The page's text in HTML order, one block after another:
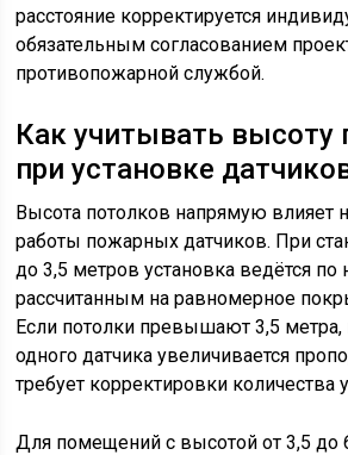
расстояние корректируется
обязательным согласованием
противопожарной службой.
Как учитывать высоту
при установке
Высота потолков напрямую влияет
работы пожарных датчиков. При
до 3,5 метров установка ведётся по
рассчитанным на равномерное
Если потолки превышают 3,5
одного датчика увеличивается
требует корректировки количества
Для помещений с высотой от 3,5 до